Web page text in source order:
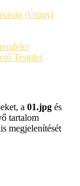
(Útügyi
Testület
a 01.jpg és
tartalom
megjelenítését